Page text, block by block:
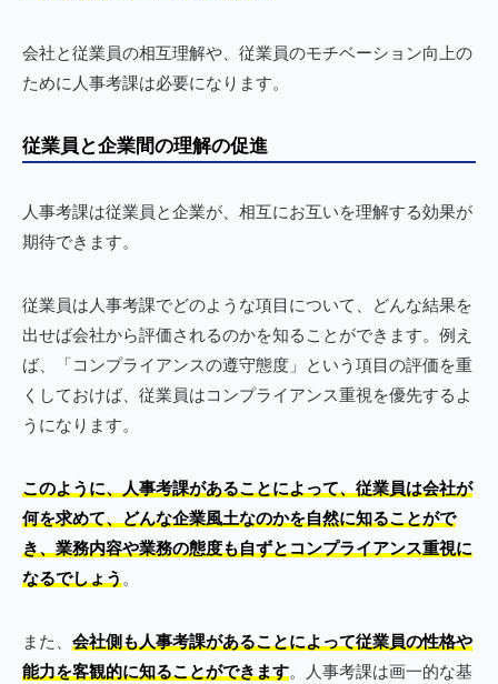
会社と従業員の相互理解や、従業員のモチベーション向上の
ために人事考課は必要になります。
従業員と企業間の理解の促進
人事考課は従業員と企業が、相互にお互いを理解する効果が
期待できます。
従業員は人事考課でどのような項目について、どんな結果を
出せば会社から評価されるのかを知ることができます。例え
ば、「コンプライアンスの遵守態度」という項目の評価を重
くしておけば、従業員はコンプライアンス重視を優先するよ
うになります。
このように、人事考課があることによって、従業員は会社が
何を求めて、どんな企業風土なのかを自然に知ることがで
き、業務内容や業務の態度も自ずとコンプライアンス重視に
なるでしょう 。
また、 会社側も人事考課があることによって従業員の性格や
能力を客観的に知ることができます。人事考課は画一的な基